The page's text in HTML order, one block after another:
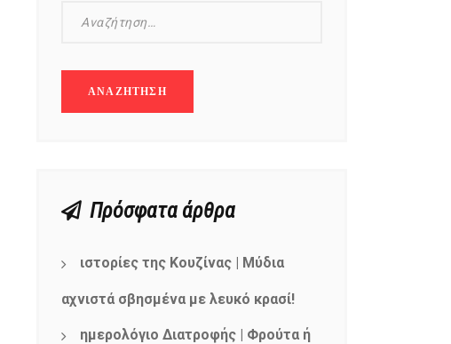
Πρόσφατα άρθρα
ιστορίες της Κουζίνας | Μύδια
αχνιστά σβησμένα με λευκό κρασί!
ημερολόγιο Διατροφής | Φρούτα ή